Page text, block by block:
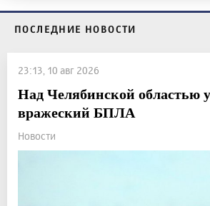
ПОСЛЕДНИЕ НОВОСТИ
23:13, 10 авг 2026
Над Челябинской областью
вражеский БПЛА
Новости